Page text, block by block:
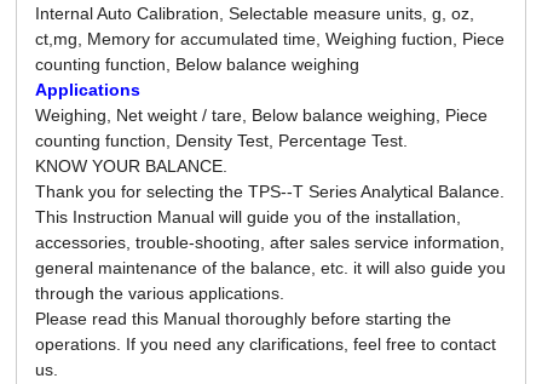
Internal Auto Calibration, Selectable measure units, g, oz,
ct,mg, Memory for accumulated time, Weighing fuction, Piece
counting function, Below balance weighing
Applications
Weighing, Net weight / tare, Below balance weighing, Piece
counting function, Density Test, Percentage Test.
KNOW YOUR BALANCE.
Thank you for selecting the TPS--T Series Analytical Balance.
This Instruction Manual will guide you of the installation,
accessories, trouble-shooting, after sales service information,
general maintenance of the balance, etc. it will also guide you
through the various applications.
Please read this Manual thoroughly before starting the
operations. If you need any clarifications, feel free to contact
us.